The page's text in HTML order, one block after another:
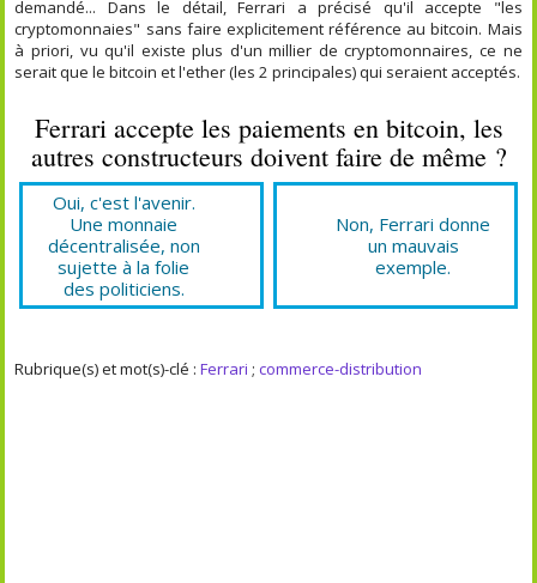
demandé... Dans le détail, Ferrari a précisé qu'il accepte "les
cryptomonnaies" sans faire explicitement référence au bitcoin. Mais
à priori, vu qu'il existe plus d'un millier de cryptomonnaires, ce ne
serait que le bitcoin et l'ether (les 2 principales) qui seraient acceptés.
Ferrari accepte les paiements en bitcoin, les
autres constructeurs doivent faire de même ?
Oui, c'est l'avenir.
Une monnaie
décentralisée, non
sujette à la folie
des politiciens.
Non, Ferrari donne
un mauvais
exemple.
Rubrique(s) et mot(s)-clé :Ferrari ;commerce-distribution